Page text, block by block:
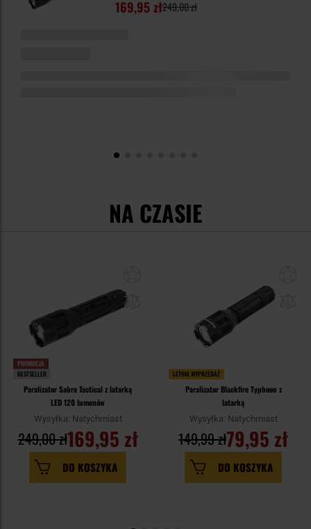
169,95 zł249,00 zł
NA CZASIE
PROMOCJA
BESTSELLER
Paralizator Sabre Tactical z latarką
LED 120 lumenów
Wysyłka: Natychmiast
169,95 zł
249,00 zł
DO KOSZYKA
LETNIA WYPRZEDAŻ
Paralizator Blackfire Typhoon z
latarką
Wysyłka: Natychmiast
79,95 zł
149,99 zł
DO KOSZYKA